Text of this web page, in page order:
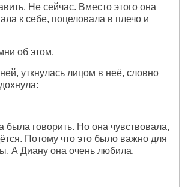
Не сейчас. Вместо этого она
к себе, поцеловала в плечо и
об этом.
уткнулась лицом в неё, словно
была говорить. Но она чувствовала,
Потому что это было важно для
А Диану она очень любила.